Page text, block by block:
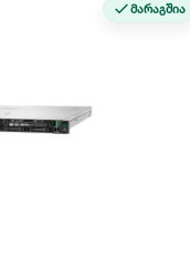
მარაგშია